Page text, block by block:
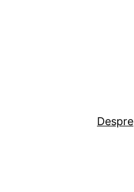
Despre